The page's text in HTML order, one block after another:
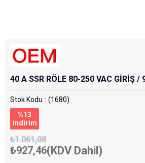
40 A SSR RÖLE 80-250 VAC GİRİŞ /
Stok Kodu
(1680)
%13
i̇ndirim
₺1.061,08
₺927,46(KDV Dahil)